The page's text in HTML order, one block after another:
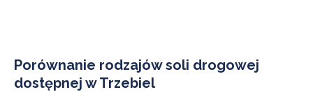
Porównanie rodzajów soli drogowej
dostępnej w Trzebiel